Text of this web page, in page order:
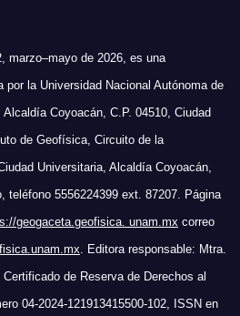
marzo–mayo de 2026, es una
la Universidad Nacional Autónoma de
Coyoacán, C.P. 04510, Ciudad
de Geofísica, Circuito de la
Universitaria, Alcaldía Coyoacán,
teléfono 5556224399 ext. 87207. Página
geogaceta.geofisica. unam.mx correo
. Editora responsable: Mtra.
de Reserva de Derechos al
04-2024-121913415500-102, ISSN en